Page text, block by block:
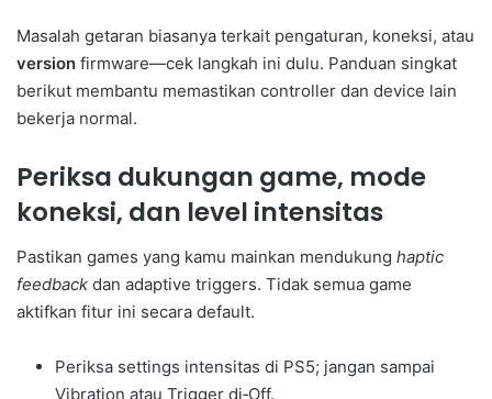
Masalah getaran biasanya terkait pengaturan, koneksi, atau
version firmware—cek langkah ini dulu. Panduan singkat
berikut membantu memastikan controller dan device lain
bekerja normal.
Periksa dukungan game, mode
koneksi, dan level intensitas
Pastikan games yang kamu mainkan mendukung haptic
feedback dan adaptive triggers. Tidak semua game
aktifkan fitur ini secara default.
Periksa settings intensitas di PS5; jangan sampai
Vibration atau Trigger di‑Off.